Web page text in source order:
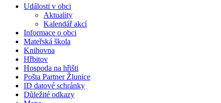
Události v obci
Aktuality
Kalendář akcí
Informace o obci
Mateřská škola
Knihovna
Hřbitov
Hospoda na hřišti
Pošta Partner Žlunice
ID datové schránky
Důležité odkazy